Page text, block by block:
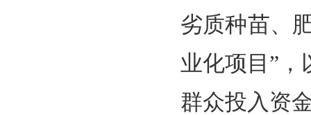
劣质种苗、
业化项目”
群众投入资